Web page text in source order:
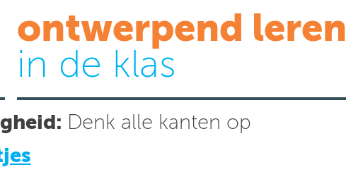
ontwerpend leren
in de klas
Denk alle kanten op